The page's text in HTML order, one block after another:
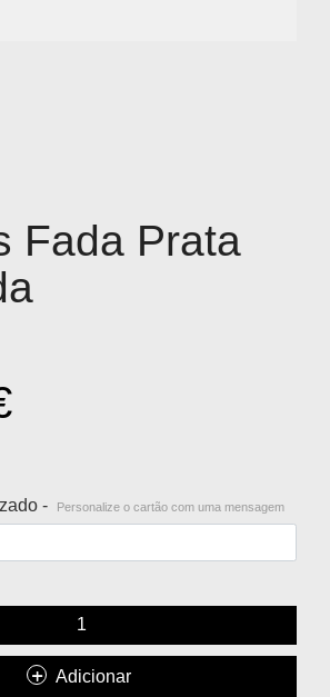
Fada Prata
- Personalize o cartão com uma mensagem
Adicionar